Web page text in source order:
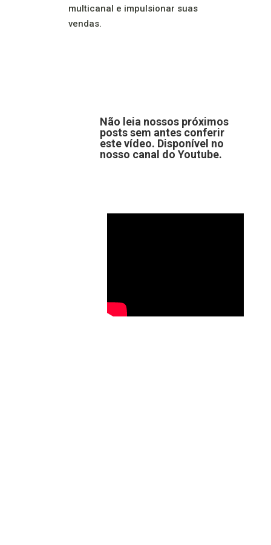
multicanal e impulsionar suas
vendas.
Não leia nossos próximos
posts sem antes conferir
este vídeo. Disponível no
nosso canal do Youtube.